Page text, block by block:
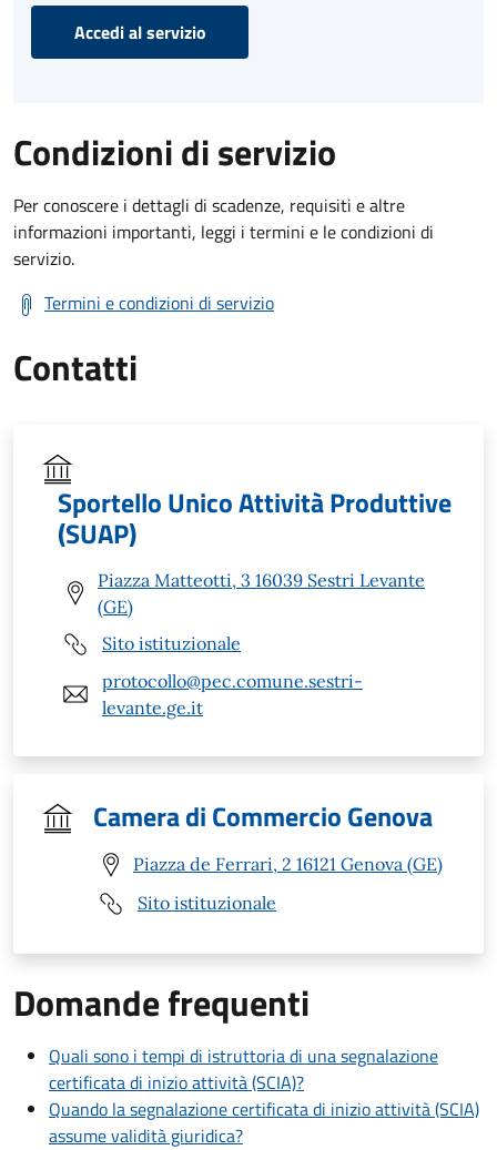
Accedi al servizio
Condizioni di servizio
Per conoscere i dettagli di scadenze, requisiti e altre
informazioni importanti, leggi i termini e le condizioni di
servizio.
Termini e condizioni di servizio
Contatti
Sportello Unico Attività Produttive
(SUAP)
Piazza Matteotti, 3 16039 Sestri Levante
(GE)
Sito istituzionale
protocollo@pec.comune.sestri-
levante.ge.it
Camera di Commercio Genova
Piazza de Ferrari, 2 16121 Genova (GE)
Sito istituzionale
Domande frequenti
Quali sono i tempi di istruttoria di una segnalazione
certificata di inizio attività (SCIA)?
Quando la segnalazione certificata di inizio attività (SCIA)
assume validità giuridica?